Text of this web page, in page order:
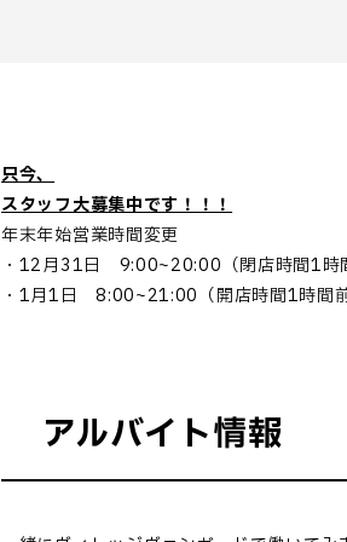
只今、
スタッフ大募集中です！！！
年末年始営業時間変更
・12月31日 9:00~20:00（閉店時間1時
・1月1日 8:00~21:00（開店時間1時間前
アルバイト情報